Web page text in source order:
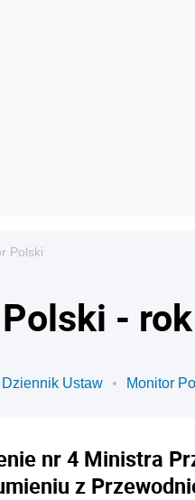
Polski
-
Dziennik Ustaw Monitor
nr 4 Ministra
z